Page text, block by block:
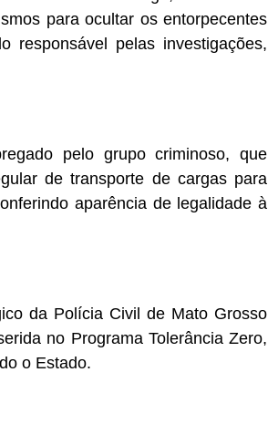
para ocultar os entorpecentes
responsável pelas investigações,
pelo grupo criminoso, que
de transporte de cargas para
aparência de legalidade à
da Polícia Civil de Mato Grosso
no Programa Tolerância Zero,
o Estado.